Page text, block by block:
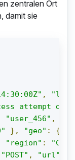
zentralen Ort
damit sie
,
attempt
"user_456" ,
}, "geo" : {
"region" :
"POST" , "url"